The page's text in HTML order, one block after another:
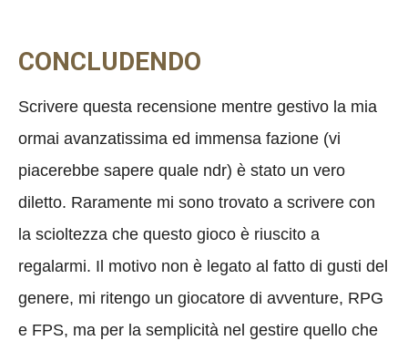
CONCLUDENDO
Scrivere questa recensione mentre gestivo la mia
ormai avanzatissima ed immensa fazione (vi
piacerebbe sapere quale ndr) è stato un vero
diletto. Raramente mi sono trovato a scrivere con
la scioltezza che questo gioco è riuscito a
regalarmi. Il motivo non è legato al fatto di gusti del
genere, mi ritengo un giocatore di avventure, RPG
e FPS, ma per la semplicità nel gestire quello che